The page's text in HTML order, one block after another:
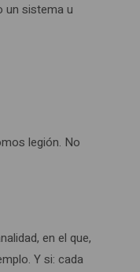
un sistema u
legión. No
en el que,
Y si: cada